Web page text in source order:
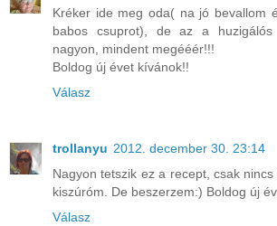
Kréker ide meg oda( na jó bevallom
babos csuprot), de az a
nagyon, mindent megééér!!!
Boldog új évet kívánok!!
Válasz
trollanyu 2012. december 30. 23:14
Nagyon tetszik ez a recept, csak
kiszúróm. De beszerzem:) Boldog új
Válasz